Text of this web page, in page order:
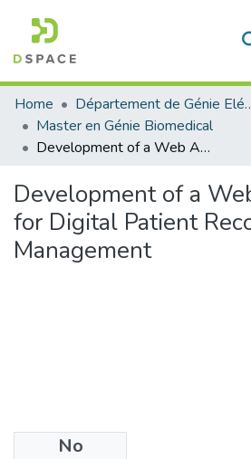
Communities & Collections
All of DSpace
Statistics
Home
Département de
Master en Génie Biomedical
Development of a Web Application for Digital Patient Record Management
Development of a
for Digital Patient
Management
No